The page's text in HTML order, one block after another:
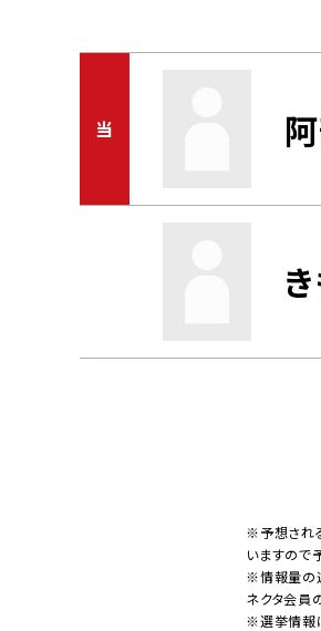
当
※予想され
いますので
※情報量の
ネクタ会員
※選挙情報